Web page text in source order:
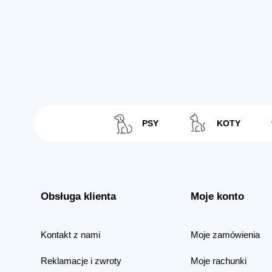
PSY KOTY
Obsługa klienta
Kontakt z nami
Reklamacje i zwroty
Moje konto
Moje zamówienia
Moje rachunki